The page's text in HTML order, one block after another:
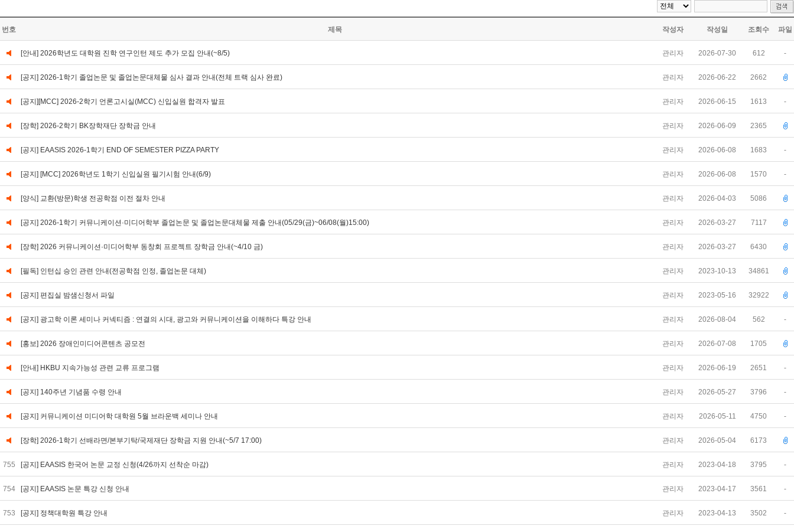
번호 제목 작성자 작성일 조회수 파일
[안내] 2026학년도 대학원 진학 연구인턴 제도 추가 모집 안내(~8/5) 관리자 2026-07-30 612 -
[공지] 2026-1학기 졸업논문 및 졸업논문대체물 심사 결과 안내(전체 트랙 심사 완료) 관리자 2026-06-22 2662
[공지][MCC] 2026-2학기 언론고시실(MCC) 신입실원 합격자 발표 관리자 2026-06-15 1613 -
[장학] 2026-2학기 BK장학재단 장학금 안내 관리자 2026-06-09 2365
[공지] EAASIS 2026-1학기 END OF SEMESTER PIZZA PARTY 관리자 2026-06-08 1683 -
[공지] [MCC] 2026학년도 1학기 신입실원 필기시험 안내(6/9) 관리자 2026-06-08 1570 -
[양식] 교환(방문)학생 전공학점 이전 절차 안내 관리자 2026-04-03 5086
[공지] 2026-1학기 커뮤니케이션·미디어학부 졸업논문 및 졸업논문대체물 제출 안내(05/29(금)~06/08(월)15:00) 관리자 2026-03-27 7117
[장학] 2026 커뮤니케이션·미디어학부 동창회 프로젝트 장학금 안내(~4/10 금) 관리자 2026-03-27 6430
[필독] 인턴십 승인 관련 안내(전공학점 인정, 졸업논문 대체) 관리자 2023-10-13 34861
[공지] 편집실 밤샘신청서 파일 관리자 2023-05-16 32922
[공지] 광고학 이론 세미나 커넥티즘 : 연결의 시대, 광고와 커뮤니케이션을 이해하다 특강 안내 관리자 2026-08-04 562 -
[홍보] 2026 장애인미디어콘텐츠 공모전 관리자 2026-07-08 1705
[안내] HKBU 지속가능성 관련 교류 프로그램 관리자 2026-06-19 2651 -
[공지] 140주년 기념품 수령 안내 관리자 2026-05-27 3796 -
[공지] 커뮤니케이션 미디어학 대학원 5월 브라운백 세미나 안내 관리자 2026-05-11 4750 -
[장학] 2026-1학기 선배라면/본부기탁/국제재단 장학금 지원 안내(~5/7 17:00) 관리자 2026-05-04 6173
755 [공지] EAASIS 한국어 논문 교정 신청(4/26까지 선착순 마감) 관리자 2023-04-18 3795 -
754 [공지] EAASIS 논문 특강 신청 안내 관리자 2023-04-17 3561 -
753 [공지] 정책대학원 특강 안내 관리자 2023-04-13 3502 -